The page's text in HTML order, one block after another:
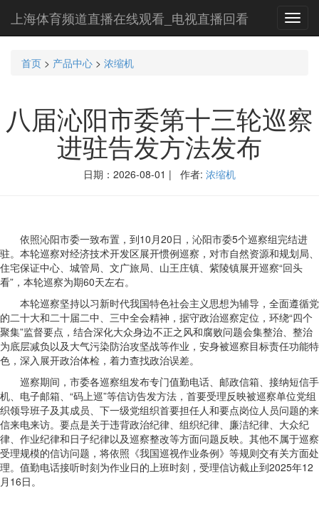
上海体育频道直播在线观看_电视直播回看
首页 > 产品中心 > 浓缩机
八届沁阳市委第十三轮巡察
进驻告发方法发布
日期：2026-08-01 | 作者: 浓缩机
依照沁阳市委一致布置，到10月20日，沁阳市委5个巡察组完结进
驻。本轮巡察对经济技术开发区展开惯例巡察，对市自然资源和规划局、
住宅保证中心、城管局、文广旅局、山王庄镇、紫陵镇展开巡察“回头
看”，本轮巡察为期60天左右。
本轮巡察坚持以习新时代我国特色社会主义思想为辅导，全面遵循党
的二十大和二十届二中、三中全会精神，据守政治巡察定位，环绕“四个
聚集”监督要点，结合深化大众身边不正之风和腐败问题会集整治、整治
为底层减负以及大气污染防治攻坚战等作业，安身被巡察目标责任功能特
色，深入展开政治体检，着力查找政治误差。
巡察期间，市委各巡察组发布专门值勤电话、邮政信箱、接纳短信手
机、电子邮箱、“码上巡”等信访告发方法，首要受理反映被巡察单位党组
织领导班子及其成员、下一级党组织首要担任人和要点岗位人员问题的来
信来电来访。要点是关于违背政治纪律、组织纪律、廉洁纪律、大众纪
律、作业纪律和日子纪律以及巡察整改等方面问题反映。其他不属于巡察
受理规模的信访问题，将依照《我国巡视作业条例》等规则交有关方面处
理。值勤电话接听时刻为作业日的上班时刻，受理信访截止到2025年12
月16日。